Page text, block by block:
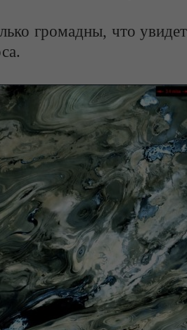
громадны, что